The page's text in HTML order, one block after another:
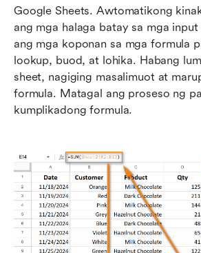
Google Sheets. Awtomatikong
ang mga halaga batay sa mga input
ang mga koponan sa mga formula
lookup, buod, at lohika. Habang
sheet, nagiging masalimuot at
formula. Matagal ang proseso ng
kumplikadong formula.